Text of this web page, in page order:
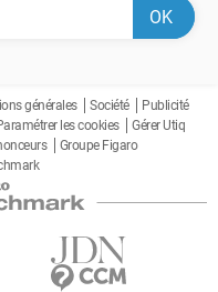
générales Société
Publicité
les cookies
Gérer Utiq
Groupe Figaro